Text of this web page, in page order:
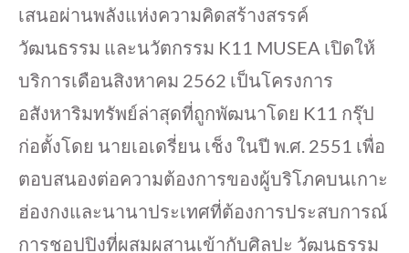
เสนอผ่านพลังแห่งความคิดสร้างสรรค์
วัฒนธรรม และนวัตกรรม K11 MUSEA เปิดให้
บริการเดือนสิงหาคม 2562 เป็นโครงการ
อสังหาริมทรัพย์ล่าสุดที่ถูกพัฒนาโดย K11 กรุ๊ป
ก่อตั้งโดย นายเอเดรี่ยน เช็ง ในปี พ.ศ. 2551 เพื่อ
ตอบสนองต่อความต้องการของผู้บริโภคบนเกาะ
ฮ่องกงและนานาประเทศที่ต้องการประสบการณ์
การชอปปิงที่ผสมผสานเข้ากับศิลปะ วัฒนธรรม